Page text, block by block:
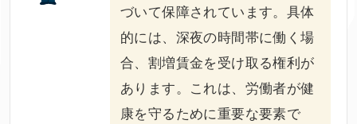
づいて保障されています。具体
的には、深夜の時間帯に働く場
合、割増賃金を受け取る権利が
あります。これは、労働者が健
康を守るために重要な要素で